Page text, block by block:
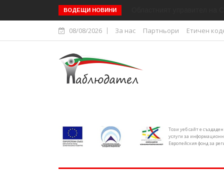
ВОДЕЩИ НОВИНИ
08/08/2026 За нас Партньори Етичен
Този уеб сайт е
услуги за
Европейския фонд за